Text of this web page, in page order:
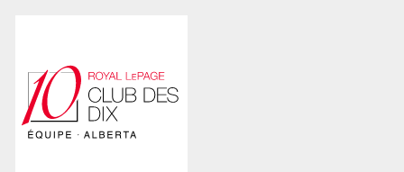
(Optionnel)
Message